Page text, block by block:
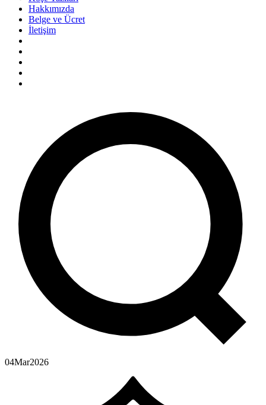
Hakkımızda
Belge ve Ücret
İletişim
04Mar2026